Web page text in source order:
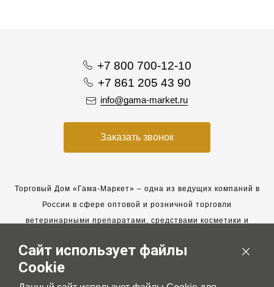
+7 800 700-12-10
+7 861 205 43 90
info@gama-market.ru
Заказать звонок
Торговый Дом «Гама-Маркет» – одна из ведущих компаний в
России в сфере оптовой и розничной торговли
ветеринарными препаратами, средствами косметики и
Мы работаем с 2005 года. Мы приглашаем к сотрудничеству
новых клиентов и всегда рассчитываем на взаимовыгодные,
долгосрочные партнерские отношения.
Сайт использует файлы
Cookie